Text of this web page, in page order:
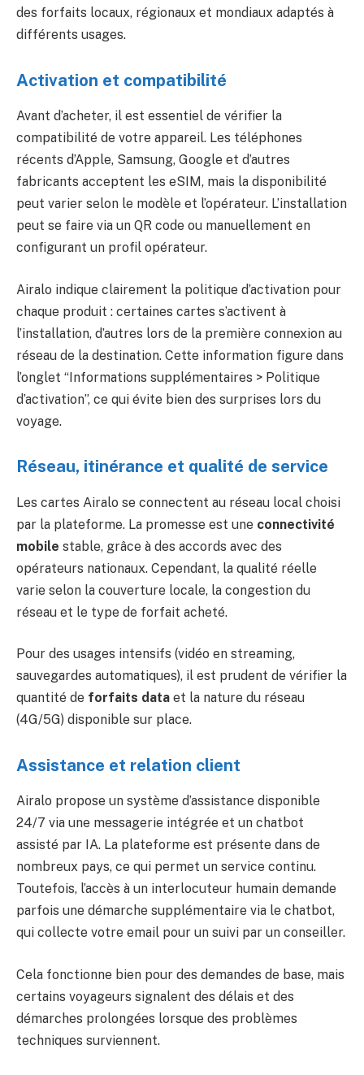
des forfaits locaux, régionaux et mondiaux adaptés à
différents usages.
Activation et compatibilité
Avant d’acheter, il est essentiel de vérifier la
compatibilité de votre appareil. Les téléphones
récents d’Apple, Samsung, Google et d’autres
fabricants acceptent les eSIM, mais la disponibilité
peut varier selon le modèle et l’opérateur. L’installation
peut se faire via un QR code ou manuellement en
configurant un profil opérateur.
Airalo indique clairement la politique d’activation pour
chaque produit : certaines cartes s’activent à
l’installation, d’autres lors de la première connexion au
réseau de la destination. Cette information figure dans
l’onglet “Informations supplémentaires > Politique
d’activation”, ce qui évite bien des surprises lors du
voyage.
Réseau, itinérance et qualité de service
Les cartes Airalo se connectent au réseau local choisi
par la plateforme. La promesse est une connectivité
mobile stable, grâce à des accords avec des
opérateurs nationaux. Cependant, la qualité réelle
varie selon la couverture locale, la congestion du
réseau et le type de forfait acheté.
Pour des usages intensifs (vidéo en streaming,
sauvegardes automatiques), il est prudent de vérifier la
quantité de forfaits data et la nature du réseau
(4G/5G) disponible sur place.
Assistance et relation client
Airalo propose un système d’assistance disponible
24/7 via une messagerie intégrée et un chatbot
assisté par IA. La plateforme est présente dans de
nombreux pays, ce qui permet un service continu.
Toutefois, l’accès à un interlocuteur humain demande
parfois une démarche supplémentaire via le chatbot,
qui collecte votre email pour un suivi par un conseiller.
Cela fonctionne bien pour des demandes de base, mais
certains voyageurs signalent des délais et des
démarches prolongées lorsque des problèmes
techniques surviennent.